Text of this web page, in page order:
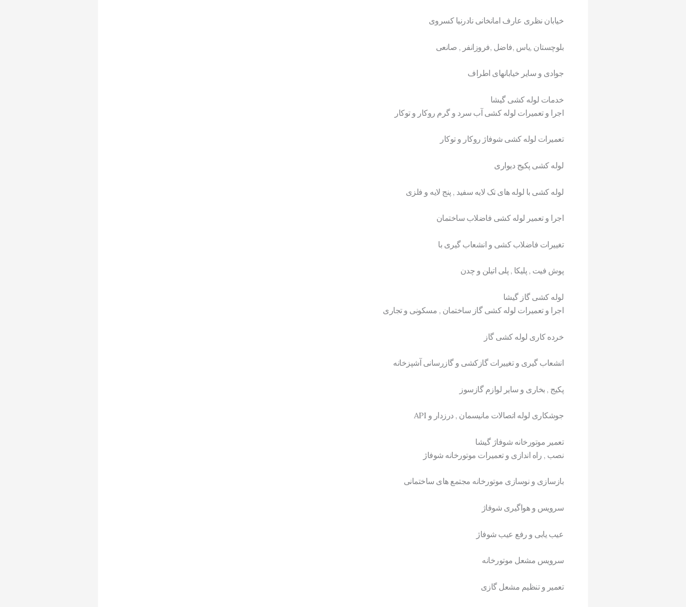
خیابان نظری عارف امانخانی نادرنیا کسروی
بلوچستان ,یاس ,فاضل ,فروزانفر , صانعی
جوادی و سایر خیابانهای اطراف
خدمات لوله کشی گیشا
اجرا و تعمیرات لوله کشی آب سرد و گرم روکار و توکار
تعمیرات لوله کشی شوفاژ روکار و توکار
لوله کشی پکیج دیواری
لوله کشی با لوله های تک لایه سفید , پنج لایه و فلزی
اجرا و تعمیر لوله کشی فاضلاب ساختمان
تغییرات فاضلاب کشی و انشعاب گیری با
پوش فیت , پلیکا , پلی اتیلن و چدن
لوله کشی گاز گیشا
اجرا و تعمیرات لوله کشی گاز ساختمان , مسکونی و تجاری
خرده کاری لوله کشی گاز
انشعاب گیری و تغییرات گازکشی و گازرسانی آشپزخانه
پکیج , بخاری و سایر لوازم گازسوز
جوشکاری لوله اتصالات مانیسمان , درزدار و API
تعمیر موتورخانه شوفاژ گیشا
نصب , راه اندازی و تعمیرات موتورخانه شوفاژ
بازسازی و نوسازی موتورخانه مجتمع های ساختمانی
سرویس و هواگیری شوفاژ
عیب یابی و رفع عیب شوفاژ
سرویس مشعل موتورخانه
تعمیر و تنظیم مشعل گازی